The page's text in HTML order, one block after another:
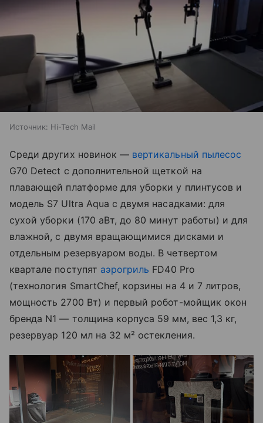
Источник: Hi-Tech Mail
Среди других новинок — вертикальный пылесос
G70 Detect с дополнительной щеткой на
плавающей платформе для уборки у плинтусов и
модель S7 Ultra Aqua с двумя насадками: для
сухой уборки (170 аВт, до 80 минут работы) и для
влажной, с двумя вращающимися дисками и
отдельным резервуаром воды. В четвертом
квартале поступят аэрогриль FD40 Pro
(технология SmartChef, корзины на 4 и 7 литров,
мощность 2700 Вт) и первый робот-мойщик окон
бренда N1 — толщина корпуса 59 мм, вес 1,3 кг,
резервуар 120 мл на 32 м² остекления.